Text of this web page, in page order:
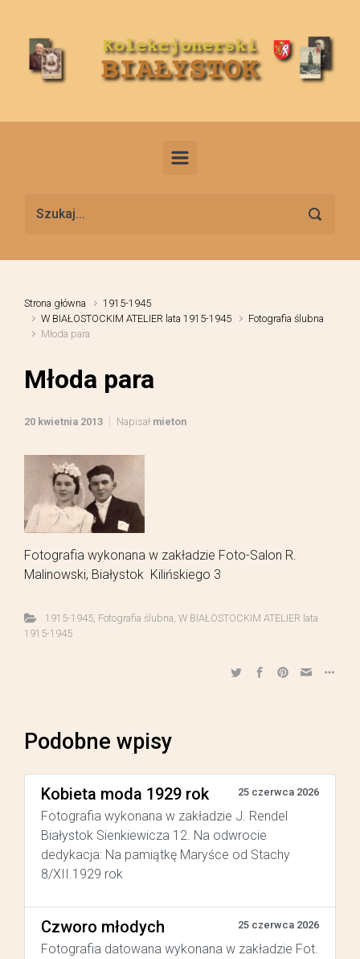
Strona główna
1915-1945
W BIAŁOSTOCKIM ATELIER lata 1915-1945
Fotografia ślubna
Młoda para
Młoda para
20 kwietnia 2013 Napisał mieton
Fotografia wykonana w zakładzie Foto-Salon R.
Malinowski, Białystok Kilińskiego 3
1915-1945, Fotografia ślubna W BIAŁOSTOCKIM ATELIER lata
1915-1945
Podobne wpisy
Kobieta moda 1929 rok 25 czerwca 2026
Fotografia wykonana w zakładzie J. Rendel
Białystok Sienkiewicza 12. Na odwrocie
dedykacja: Na pamiątkę Maryśce od Stachy
8/XII.1929 rok
Czworo młodych 25 czerwca 2026
Fotografia datowana wykonana w zakładzie Fot.